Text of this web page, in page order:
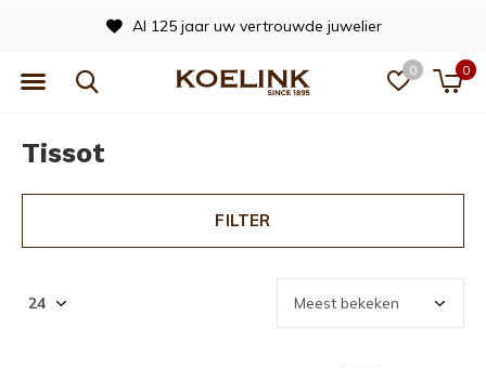
0 0
Officieel dealer van vele merken
Tissot
FILTER